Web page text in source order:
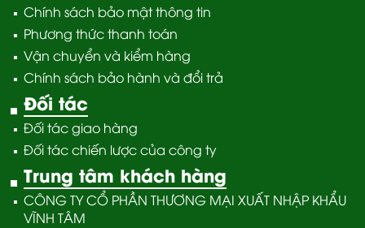
Chính sách bảo mật thông tin
Phương thức thanh toán
Vận chuyển và kiểm hàng
Chính sách bảo hành và đổi trả
Đối tác
Đối tác giao hàng
Đối tác chiến lược của công ty
Trung tâm khách hàng
CÔNG TY CỔ PHẦN THƯƠNG MẠI XUẤT NHẬP KHẨU
VĨNH TÂM